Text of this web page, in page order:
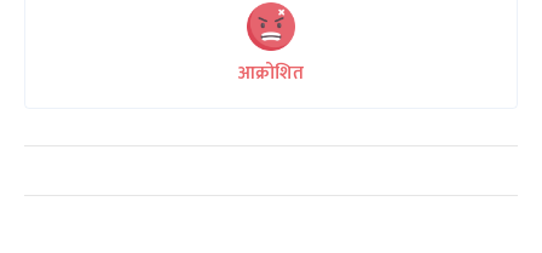
आक्रोशित